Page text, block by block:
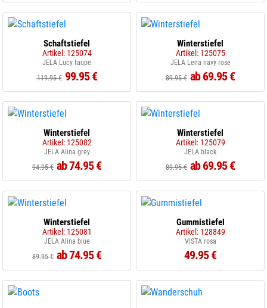
Schaftstiefel
Artikel: 125074
JELA Lucy taupe
119.95 € 99.95 €
Winterstiefel
Artikel: 125075
JELA Lena navy rose
89.95 € ab 69.95 €
Winterstiefel
Artikel: 125082
JELA Alina grey
94.95 € ab 74.95 €
Winterstiefel
Artikel: 125079
JELA black
89.95 € ab 69.95 €
Winterstiefel
Artikel: 125081
JELA Alina blue
89.95 € ab 74.95 €
Gummistiefel
Artikel: 128849
VISTA rosa
49.95 €